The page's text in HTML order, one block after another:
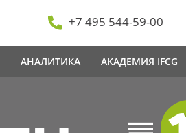
+7 495 544-59-00
АНАЛИТИКА АКАДЕМИЯ IFCG